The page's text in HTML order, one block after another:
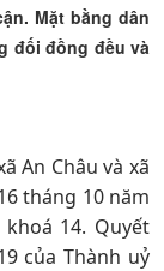
Mặt bằng dân
đối đồng đều và
An Châu và xã
tháng 10 năm
14. Quyết
của Thành uỷ